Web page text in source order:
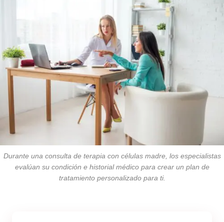
Durante una consulta de terapia con células madre, los especialistas
evalúan su condición e historial médico para crear un plan de
tratamiento personalizado para ti.